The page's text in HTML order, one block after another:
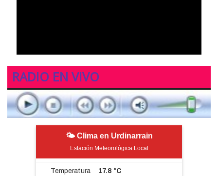
RADIO EN VIVO
🌤 Clima en Urdinarrain
Estación Meteorológica Local